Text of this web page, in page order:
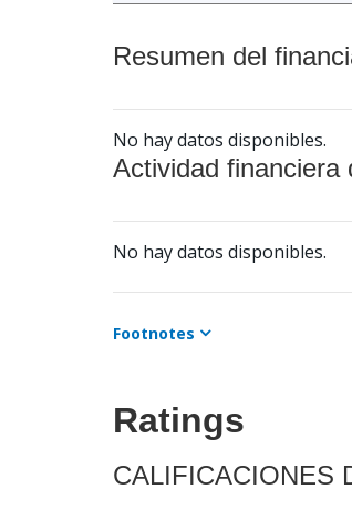
Resumen del
No hay datos disponibles.
Actividad financiera
No hay datos disponibles.
Footnotes
Ratings
CALIFICACIONES